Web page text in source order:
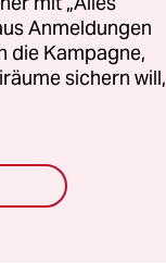
Anmeldungen
die Kampagne,
sichern will,